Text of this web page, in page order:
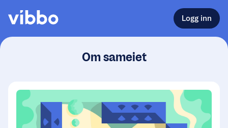
Logg inn
Om sameiet